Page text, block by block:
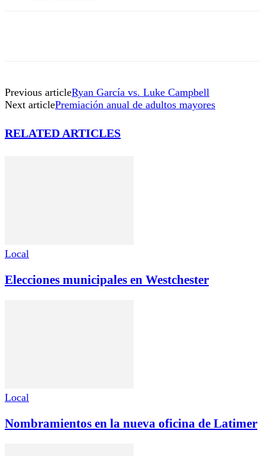
Previous articleRyan García vs. Luke Campbell
Next articlePremiación anual de adultos mayores
RELATED ARTICLES
Local
Elecciones municipales en Westchester
Local
Nombramientos en la nueva oficina de Latimer